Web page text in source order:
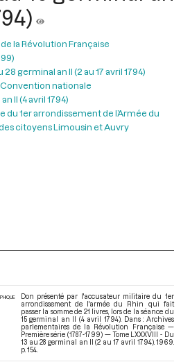
la Révolution Française
28 germinal an II (2 au 17 avril 1794)
nationale
Il (4 avril 1794)
du 1er arrondissement de l’Armée du
citoyens Limousin et Auvry
Don présenté par l'accusateur militaire du 1er
arrondissement de l'armée du Rhin qui fait
passer la somme de 21 livres, lors de la séance du
15 germinal an II (4 avril 1794). Dans : Archives
parlementaires de la Révolution Française —
Première série (1787-1799) — Tome LXXXVIII - Du
13 au 28 germinal an II (2 au 17 avril 1794). 1969.
p. 154.